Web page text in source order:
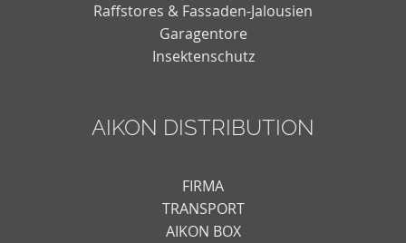
Raffstores & Fassaden-Jalousien
Garagentore
Insektenschutz
AIKON DISTRIBUTION
FIRMA
TRANSPORT
AIKON BOX